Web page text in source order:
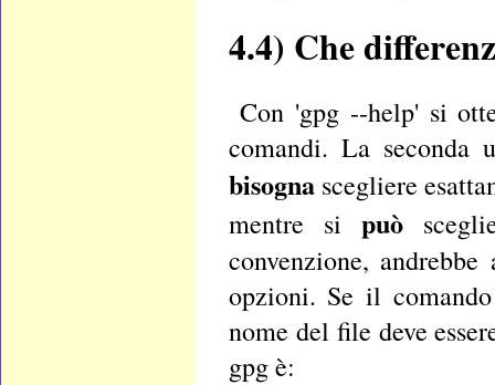
4.4) Che
Con 'gpg --help' si
comandi. La
bisognascegliere
mentre si può
convenzione,
opzioni. Se il
nome del file deve
gpg è: